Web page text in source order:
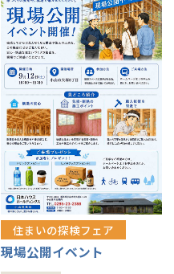
住まいの探検フェア
現場公開イベント